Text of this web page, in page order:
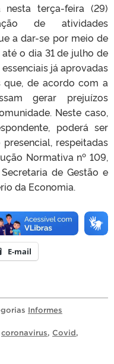
terça-feira (29)
de atividades
a dar-se por meio de
o dia 31 de julho de
já aprovadas
que, de acordo com a
gerar prejuízos
Neste caso,
poderá ser
respeitadas
Normativa nº 109,
de Gestão e
da Economia.
E-mail
Informes
coronavirus, Covid,